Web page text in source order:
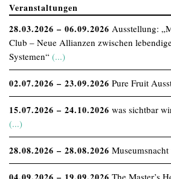
Veranstaltungen
28.03.2026 – 06.09.2026 Ausstellung:
Club – Neue Allianzen zwischen
Systemen“ (...)
02.07.2026 – 23.09.2026 Pure Fruit
15.07.2026 – 24.10.2026 was sichtbar
(...)
28.08.2026 – 28.08.2026
The Master’s